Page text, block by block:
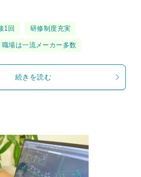
1回 研修制度充実
職場は一流メーカー多数
続きを読む